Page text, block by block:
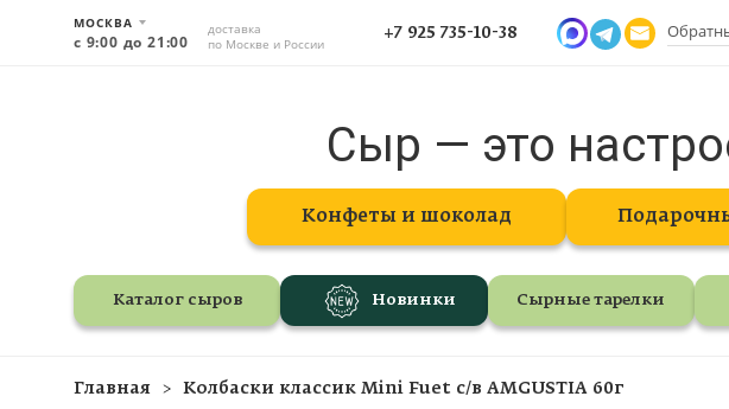
МОСКВА
с 9:00 до 21:00
доставка
по Москве и России
+7 925 735-10-38
Сыр — это
Конфеты и шоколад
Каталог сыров Новинки Сырные тарелки
Главная Колбаски классик Mini Fuet с/в AMGUSTIA 60г